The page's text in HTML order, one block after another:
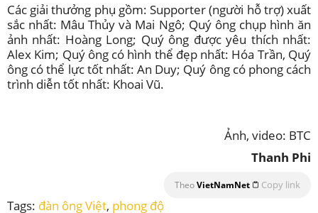
Các giải thưởng phụ gồm: Supporter (người hỗ trợ) xuất
sắc nhất: Mâu Thủy và Mai Ngô; Quý ông chụp hình ăn
ảnh nhất: Hoàng Long; Quý ông được yêu thích nhất:
Alex Kim; Quý ông có hình thể đẹp nhất: Hóa Trần, Quý
ông có thể lực tốt nhất: An Duy; Quý ông có phong cách
trình diễn tốt nhất: Khoai Vũ.
Ảnh, video: BTC
Thanh Phi
TheoVietNamNet Copy link
Tags: đàn ông Việt, phong độ